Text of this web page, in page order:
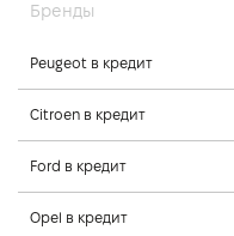
Бренды
Peugeot в кредит
Citroen в кредит
Ford в кредит
Opel в кредит